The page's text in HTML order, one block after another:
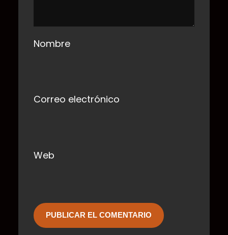
Nombre
Correo electrónico
Web